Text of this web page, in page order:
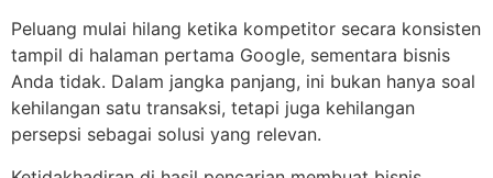
Peluang mulai hilang ketika kompetitor secara konsisten
tampil di halaman pertama Google, sementara bisnis
Anda tidak. Dalam jangka panjang, ini bukan hanya soal
kehilangan satu transaksi, tetapi juga kehilangan
persepsi sebagai solusi yang relevan.